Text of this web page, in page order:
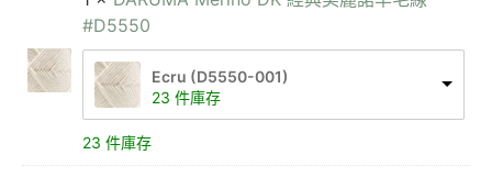
#D5550
Ecru (D5550-001)
23 件庫存
23 件庫存